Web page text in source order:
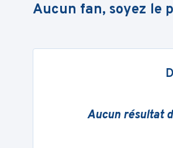
Aucun fan, soyez le
Aucun résultat